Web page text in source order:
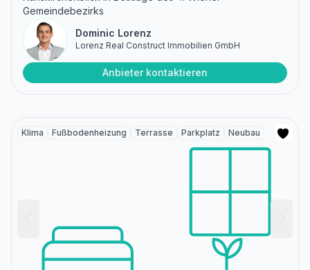
Gemeindebezirks
Dominic Lorenz
Lorenz Real Construct Immobilien GmbH
Anbieter kontaktieren
Klima Fußbodenheizung Terrasse Parkplatz Neubau